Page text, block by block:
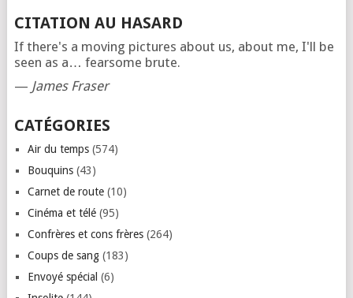
CITATION AU HASARD
If there's a moving pictures about us, about me, I'll be
seen as a… fearsome brute.
— James Fraser
CATÉGORIES
Air du temps(574)
Bouquins(43)
Carnet de route(10)
Cinéma et télé(95)
Confrères et cons frères(264)
Coups de sang(183)
Envoyé spécial (6)